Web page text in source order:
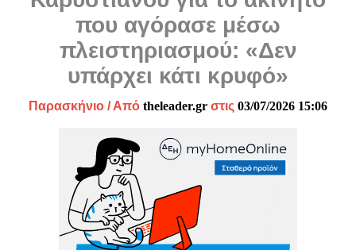
που αγόρασε μέσω
πλειστηριασμού: «Δεν
υπάρχει κάτι κρυφό»
Παρασκήνιο / Από theleader.gr στις 03/07/2026 15:06